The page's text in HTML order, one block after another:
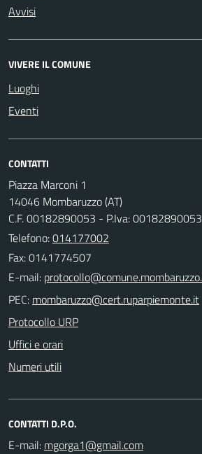
Avvisi
VIVERE IL COMUNE
Luoghi
Eventi
CONTATTI
Piazza Marconi 1
14046 Mombaruzzo (AT)
C.F. 00182890053 - P.Iva: 00182890053
Telefono:014177002
Fax: 0141774507
E-mail:
PEC:
Protocollo URP
Uffici e orari
Numeri utili
CONTATTI D.P.O.
E-mail: